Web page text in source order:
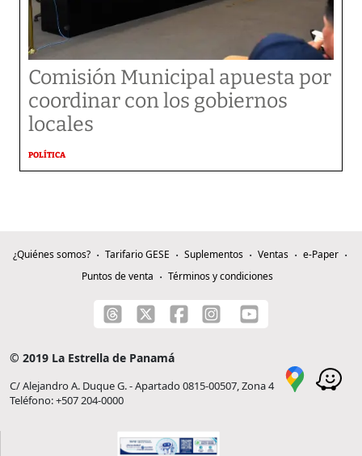
Comisión Municipal apuesta por
coordinar con los gobiernos
locales
POLÍTICA
¿Quiénes somos? Tarifario GESE Suplementos Ventas
e-Paper
Puntos de venta
Términos y condiciones
© 2019 La Estrella de Panamá
C/ Alejandro A. Duque G. - Apartado 0815-00507, Zona 4
Teléfono: +507 204-0000